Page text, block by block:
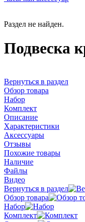
Раздел не найден.
Подвеска
Вернуться в раздел
Обзор товара
Набор
Комплект
Описание
Характеристики
Аксессуары
Отзывы
Похожие товары
Наличие
Файлы
Видео
Вернуться в раздел
Обзор товара
Набор
Комплект